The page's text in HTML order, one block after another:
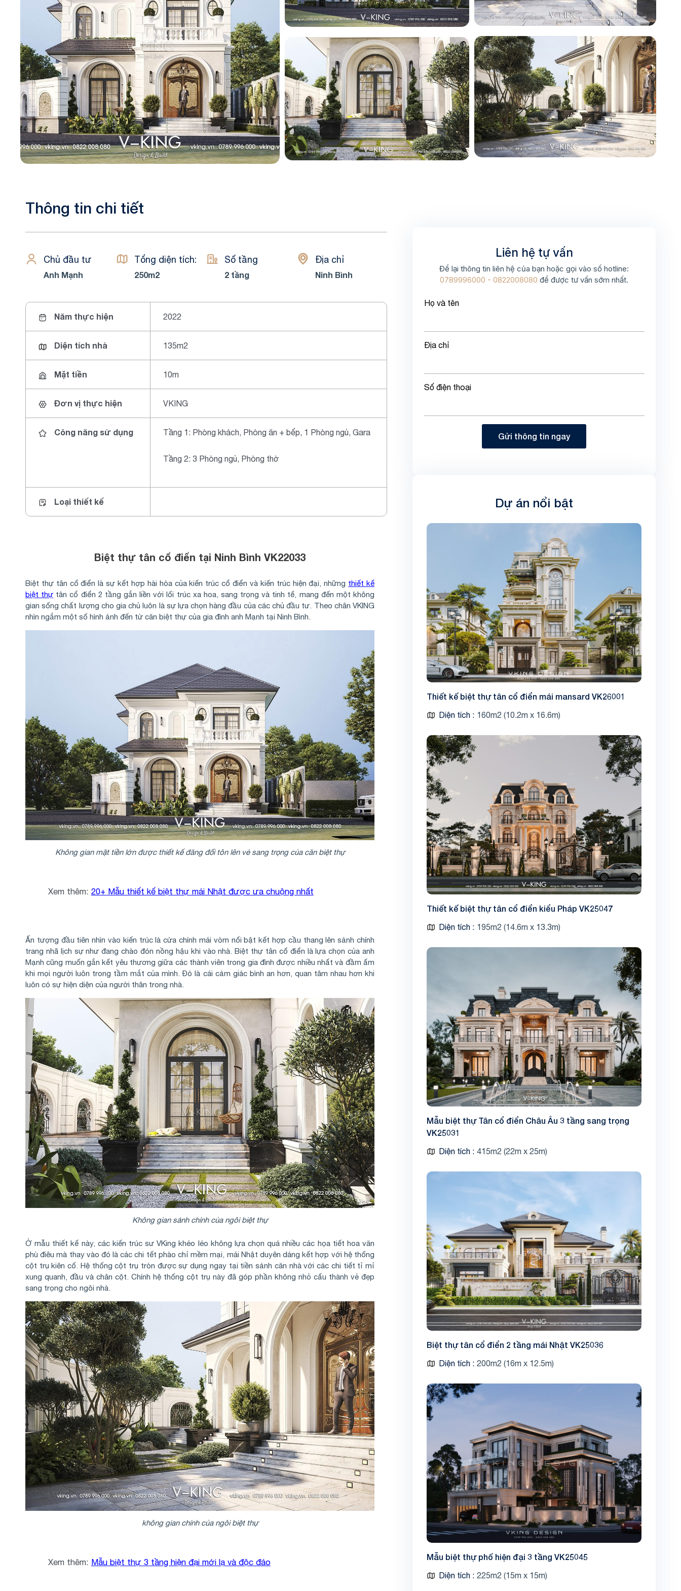
Biệt thự 3 tầng
Biệt thự 4 tầng
Share
Thông tin chi tiết
Chủ đầu tư
Anh Mạnh
Tổng diện tích:
250m2
Số tầng
2 tầng
Địa chỉ
Ninh Bình
Năm thực hiện 2022
Diện tích nhà 135m2
Mặt tiền 10m
Đơn vị thực hiện VKING
Công năng sử dụng Tầng 1: Phòng khách, Phòng ăn + bếp, 1 Phòng ngủ, Gara
Tầng 2: 3 Phòng ngủ, Phòng thờ
Loại thiết kế
Biệt thự tân cổ điển tại Ninh Bình VK22033
Biệt thự tân cổ điển là sự kết hợp hài hòa của kiến trúc cổ điển và kiến trúc hiện đại, những thiết kế
biệt thự tân cổ điển 2 tầng gắn liền với lối trúc xa hoa, sang trọng và tinh tế, mang đến một không
gian sống chất lượng cho gia chủ luôn là sự lựa chọn hàng đầu của các chủ đầu tư. Theo chân VKING
nhìn ngắm một số hình ảnh đến từ căn biệt thự của gia đình anh Mạnh tại Ninh Bình.
Không gian mặt tiền lớn được thiết kế đăng đối tôn lên vẻ sang trọng của căn biệt thự
Xem thêm: 20+ Mẫu thiết kế biệt thự mái Nhật được ưa chuộng nhất
Ấn tượng đầu tiên nhìn vào kiến trúc là cửa chính mái vòm nổi bật kết hợp cầu thang lên sảnh chính
trang nhã lịch sự như đang chào đón nồng hậu khi vào nhà. Biệt thự tân cổ điển là lựa chọn của anh
Mạnh cũng muốn gắn kết yêu thương giữa các thành viên trong gia đình được nhiều nhất và đầm ấm
khi mọi người luôn trong tầm mắt của mình. Đó là cái cảm giác bình an hơn, quan tâm nhau hơn khi
luôn có sự hiện diện của người thân trong nhà.
Không gian sảnh chính của ngôi biệt thự
Ở mẫu thiết kế này, các kiến trúc sư VKing khéo léo không lựa chọn quá nhiều các họa tiết hoa văn
phù điêu mà thay vào đó là các chi tết phào chỉ mềm mại, mái Nhật duyên dáng kết hợp với hệ thống
cột trụ kiên cố. Hệ thống cột trụ tròn được sự dụng ngay tại tiền sảnh căn nhà với các chi tiết tỉ mỉ
xung quanh, đầu và chân cột. Chính hệ thống cột trụ này đã góp phần không nhỏ cấu thành vẻ đẹp
sang trọng cho ngôi nhà.
không gian chính của ngôi biệt thự
Xem thêm: Mẫu biệt thự 3 tầng hiện đại mới lạ và độc đáo
Liên hệ tự vấn
Để lại thông tin liên hệ của bạn hoặc gọi vào số hotline:
0789996000 - 0822008080 để được tư vấn sớm nhất.
Họ và tên
Địa chỉ
Số điện thoại
Gửi thông tin ngay
Dự án nổi bật
Thiết kế biệt thự tân cổ điển mái mansard VK26001
Diện tích 160m2 (10.2m x 16.6m)
Thiết kế biệt thự tân cổ điển kiểu Pháp VK25047
Diện tích 195m2 (14.6m x 13.3m)
Mẫu biệt thự Tân cổ điển Châu Âu 3 tầng sang trọng
VK25031
Diện tích 415m2 (22m x 25m)
Biệt thự tân cổ điển 2 tầng mái Nhật VK25036
Diện tích 200m2 (16m x 12.5m)
Mẫu biệt thự phố hiện đại 3 tầng VK25045
Diện tích 225m2 (15m x 15m)